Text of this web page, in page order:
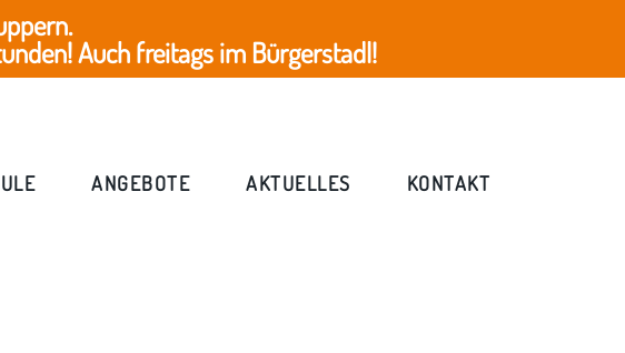
Auch freitags im Bürgerstadl!
ANGEBOTE AKTUELLES KONTAKT